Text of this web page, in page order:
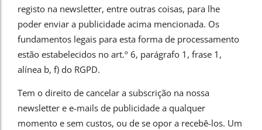
registo na newsletter, entre outras coisas, para lhe
poder enviar a publicidade acima mencionada. Os
fundamentos legais para esta forma de processamento
estão estabelecidos no art.º 6, parágrafo 1, frase 1,
alínea b, f) do RGPD.
Tem o direito de cancelar a subscrição na nossa
newsletter e e-mails de publicidade a qualquer
momento e sem custos, ou de se opor a recebê-los. Um